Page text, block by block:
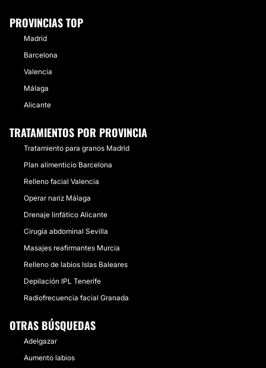
PROVINCIAS TOP
Madrid
Barcelona
Valencia
Málaga
Alicante
TRATAMIENTOS POR PROVINCIA
Tratamiento para granos Madrid
Plan alimenticio Barcelona
Relleno facial Valencia
Operar nariz Málaga
Drenaje linfático Alicante
Cirugía abdominal Sevilla
Masajes reafirmantes Murcia
Relleno de labios Islas Baleares
Depilación IPL Tenerife
Radiofrecuencia facial Granada
OTRAS BÚSQUEDAS
Adelgazar
Aumento labios